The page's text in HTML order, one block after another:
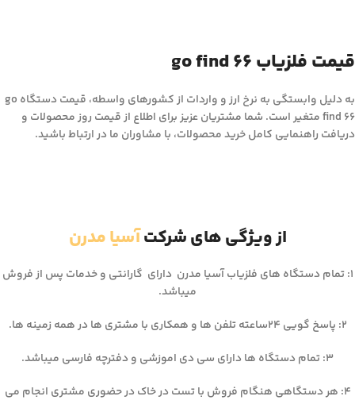
قیمت فلزیاب go find 66
به دلیل وابستگی به نرخ ارز و واردات از کشورهای واسطه، قیمت دستگاه go
find 66 متغیر است. شما مشتریان عزیز برای اطلاع از قیمت روز محصولات و
دریافت راهنمایی کامل خرید محصولات، با مشاوران ما در ارتباط باشید.
از ویژگی های شرکتآسیا مدرن
۱: تمام دستگاه های فلزیاب آسیا مدرن دارای گارانتی و خدمات پس از فروش
میباشد.
۲: پاسخ گویی ۲۴ساعته تلفن ها و همکاری با مشتری ها در همه زمینه ها.
۳: تمام دستگاه ها دارای سی دی اموزشی و دفترچه فارسی میباشد.
۴: هر دستگاهی هنگام فروش با تست در خاک در حضوری مشتری انجام می